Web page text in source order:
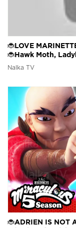
🐞LOVE
🐞Hawk Moth,
Nalka TV
🐞ADRIEN IS NOT